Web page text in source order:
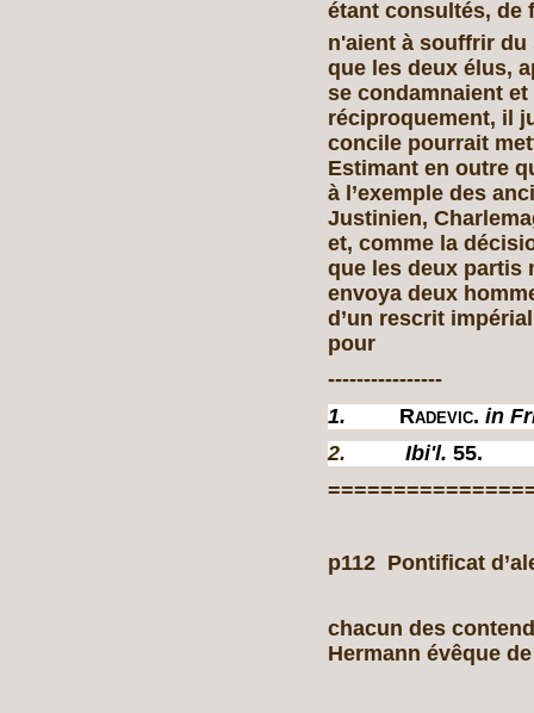
étant consultés, de
n'aient à souffrir du
que les deux élus,
se condamnaient et
réciproquement, il
concile pourrait
Estimant en outre
à l’exemple des
Justinien,
et, comme la
que les deux partis
envoya deux
d’un rescrit
pour
----------------
1.
Radevic. in
2.
Ibi'l. 55.
p112 Pontificat
chacun des
Hermann évêque